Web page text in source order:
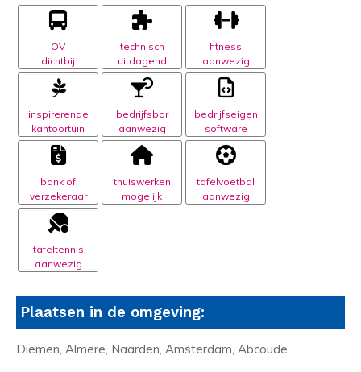
OV
dichtbij
technisch
uitdagend
fitness
aanwezig
inspirerende
kantoortuin
bedrijfsbar
aanwezig
bedrijfseigen
software
bank of
verzekeraar
thuiswerken
mogelijk
tafelvoetbal
aanwezig
tafeltennis
aanwezig
Plaatsen in de omgeving:
Diemen, Almere, Naarden, Amsterdam, Abcoude